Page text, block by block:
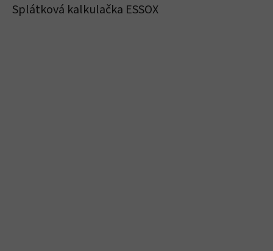
Splátková kalkulačka ESSOX